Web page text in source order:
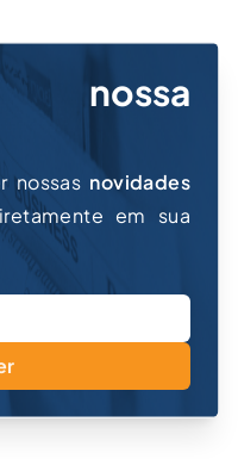
nossa
nossas novidades
em sua